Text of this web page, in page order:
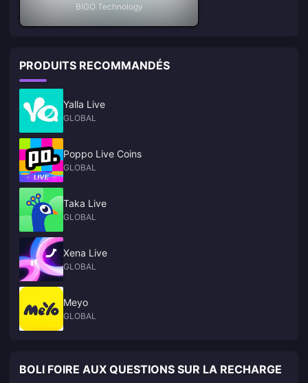
BIGO Technology
PRODUITS RECOMMANDÉS
Yalla Live
GLOBAL
Poppo Live Coins
GLOBAL
Taka Live
GLOBAL
Xena Live
GLOBAL
Meyo
GLOBAL
BOLI FOIRE AUX QUESTIONS SUR LA RECHARGE